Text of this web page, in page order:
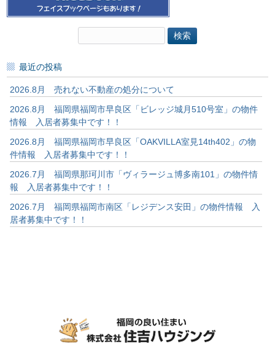
最近の投稿
2026.8月 売れない不動産の処分について
2026.8月 福岡県福岡市早良区「ビレッジ城月510号室」の物件
情報 入居者募集中です！！
2026.8月 福岡県福岡市早良区「OAKVILLA室見14th402」の物
件情報 入居者募集中です！！
2026.7月 福岡県那珂川市「ヴィラージュ博多南101」の物件情
報 入居者募集中です！！
2026.7月 福岡県福岡市南区「レジデンス安田」の物件情報 入
居者募集中です！！